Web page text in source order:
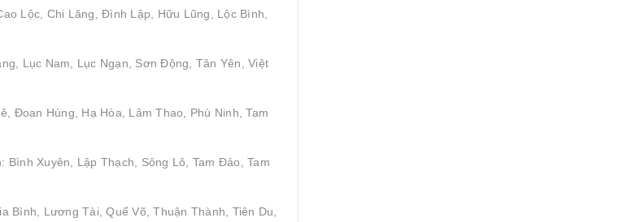
Lộc, Chi Lăng, Đình Lập, Hữu Lũng, Lộc Bình,
Lục Nam, Lục Ngạn, Sơn Động, Tân Yên, Việt
Đoan Hùng, Hạ Hòa, Lâm Thao, Phù Ninh, Tam
Xuyên, Lập Thạch, Sông Lô, Tam Đảo, Tam
Bình, Lương Tài, Quế Võ, Thuận Thành, Tiên Du,